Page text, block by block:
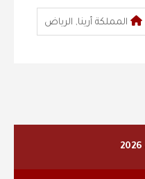
المملكة أرينا, الرياض